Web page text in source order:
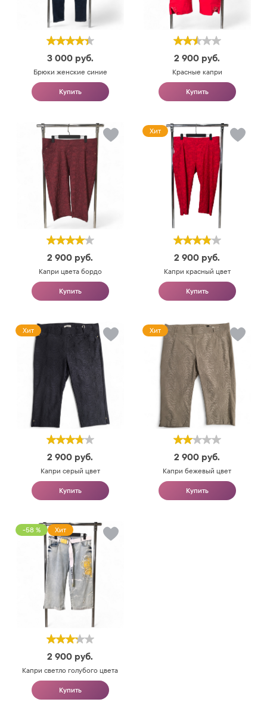
3 000 руб.
Брюки женские синие
Купить
2 900 руб.
Красные капри
Купить
2 900 руб.
Капри цвета бордо
Купить
Хит
2 900 руб.
Капри красный цвет
Купить
Хит
2 900 руб.
Капри серый цвет
Купить
Хит
2 900 руб.
Капри бежевый цвет
Купить
-58 % Хит
2 900 руб.
Капри светло голубого цвета
Купить